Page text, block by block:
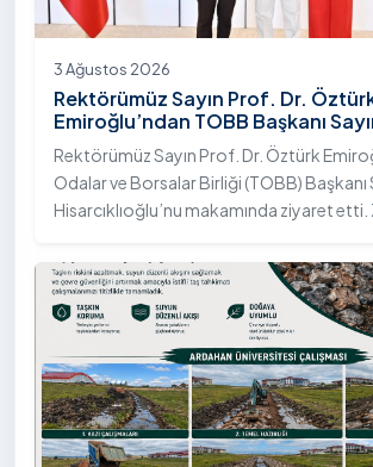
3 Ağustos 2026
Rektörümüz Sayın Prof. Dr.
Emiroğlu’ndan TOBB Başkanı
Hisarcıklıoğlu’na Ziyaret
Rektörümüz Sayın Prof. Dr. Öztürk
Odalar ve Borsalar Birliği (TOBB) Başkanı
Hisarcıklıoğlu’nu makamında ziyaret
Emiroğlu Hanımefendi eşlik etti.